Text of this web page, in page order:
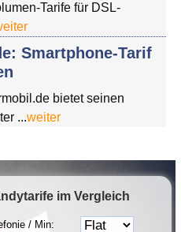
Tarife für DSL-
Smartphone-Tarif
bietet seinen
...weiter
im Vergleich
/ Min: